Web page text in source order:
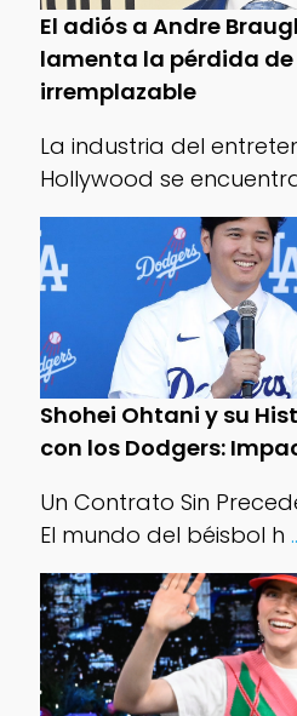
El adiós a Andre
lamenta la pérdida
irremplazable
La industria del
Hollywood se
Shohei Ohtani y su
con los Dodgers:
Un Contrato Sin
El mundo del béisbol h